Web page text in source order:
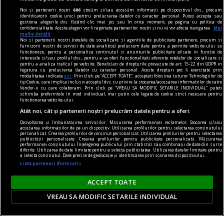
generalizată de a absorbi totul?
gambling
uneori comunicarea mai importantă decât
rezultatele în sine
Jocurile de noroc online au fost proiectate în
Noi și partenerii noștri606 stocăm și/sau accesăm informații pe dispozitivul dvs., precum
identificatorii cookie unici pentru prelucrarea datelor cu caracter personal. Puteți accepta sau
gestiona alegerile dvs. făcând clic mai jos sau în orice moment, pe pagina cu politica de
confidențialitate. Aceste alegeri vor fi raportate partenerilor noștri și nu vă vor afecta navigarea.
Mai
multe detalii
Noi si partenerii nostri (retelele de socializare si agentiile de publicitate partenere, precum si
furnizorii nostri de servicii de date analitice) prelucram date pentru a permite website-ului sa
functioneze, pentru a personaliza continutul si anunturile publicitare afisate in functie de
interesele si/sau profilul dvs., pentru a va oferi functionalitati aferente retelelor de socializare si
pentru a analiza traficul pe website. Beneficiati de drepturile prevazute de art. 15-22 din GDPR in
legatura cu prelucrarea datelor cu caracter personal. Aceste drepturi pot fi exercitate prin
modalitatea indicataaici
. Prin click pe “ACCEPT TOATE”, acceptati folosirea tuturor Tehnologiilor de
tip Cookie, care implica inclusiv acceptul dvs. cu privire la stocarea/accesarea informatiilor de catre
Vendor-ii cu care colaboram. Prin click pe “VREAU SA MODIFIC SETARILE INDIVIDUAL” puteti
schimba preferintele in mod individual, mai putin cele legate de cookie strict necesare pentru
functionarea website-ului.
Atât noi, cât și partenerii noștri prelucrăm datele pentru a oferi:
Dezvoltarea și îmbunătățirea serviciilor. Măsurarea performanței reclamelor. Stocarea și/sau
accesarea informațiilor de pe un dispozitiv. Utilizarea profilurilor pentru selectarea conținutului
personalizat. Crearea profilurilor de conținut personalizat. Utilizarea profilurilor pentru selectarea
publicității personalizate. Crearea profilurilor pentru publicitate personalizată. Măsurarea
performanței conținutului. Înțelegerea publicului prin statistici sau combinații de date din surse
diferite. Utilizarea de date limitate pentru a selecta publicitatea. Utilizarea datelor limitate pentru
a selecta conținutul. Date precise de geolocație și identificarea prin scanarea dispozitivului.
Listă parteneri (furnizori)
ACCEPT TOATE
VREAU SA MODIFIC SETARILE INDIVIDUAL